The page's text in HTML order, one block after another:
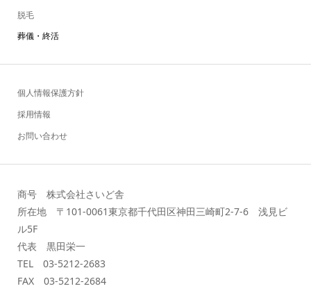
脱毛
葬儀・終活
個人情報保護方針
採用情報
お問い合わせ
商号 株式会社さいど舎
所在地 〒101-0061東京都千代田区神田三崎町2-7-6 浅見ビ
ル5F
代表 黒田栄一
TEL 03-5212-2683
FAX 03-5212-2684